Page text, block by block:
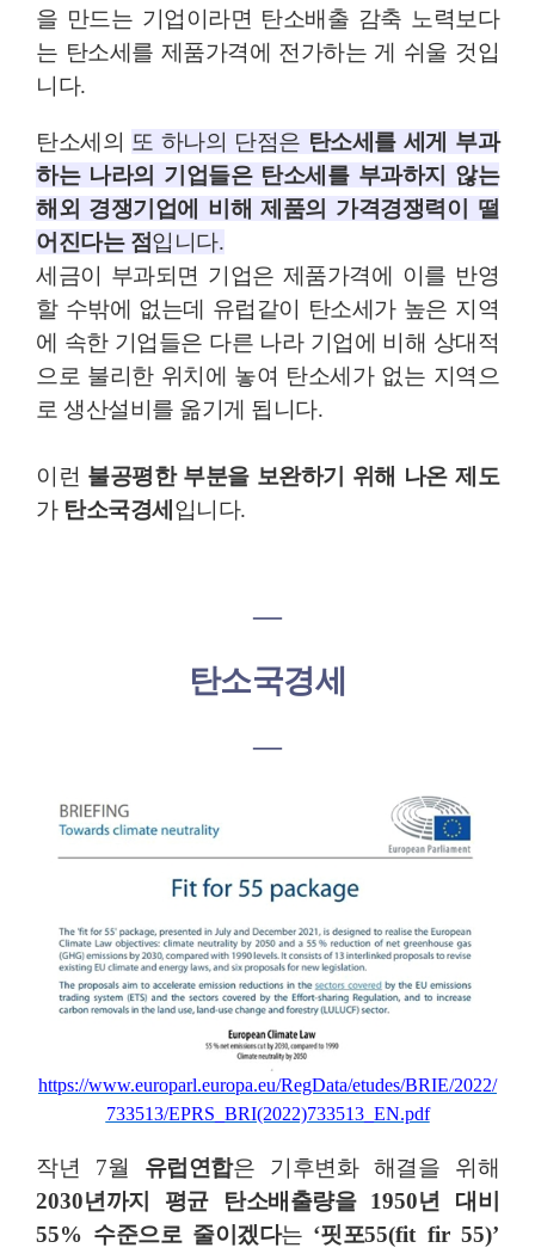
을 만드는 기업이라면 탄소배출 감축 노력보다
는 탄소세를 제품가격에 전가하는 게 쉬울 것입
니다.
탄소세의 또 하나의 단점은 탄소세를 세게 부과
하는 나라의 기업들은 탄소세를 부과하지 않는
해외 경쟁기업에 비해 제품의 가격경쟁력이 떨
어진다는 점입니다.
세금이 부과되면 기업은 제품가격에 이를 반영
할 수밖에 없는데 유럽같이 탄소세가 높은 지역
에 속한 기업들은 다른 나라 기업에 비해 상대적
으로 불리한 위치에 놓여 탄소세가 없는 지역으
로 생산설비를 옮기게 됩니다.
이런 불공평한 부분을 보완하기 위해 나온 제도
가 탄소국경세 입니다.
―
탄소국경세
―
https://www.europarl.europa.eu/RegData/etudes/BRIE/2022/
733513/EPRS_BRI(2022)733513_EN.pdf
작년 7월 유럽연합은 기후변화 해결을 위해
2030년까지 평균 탄소배출량을 1950년 대비
55% 수준으로 줄이겠다는 ‘핏포55(fit fir 55)’